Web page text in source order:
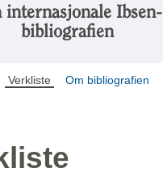
internasjonale Ibsen-
bibliografien
Verkliste Om bibliografien